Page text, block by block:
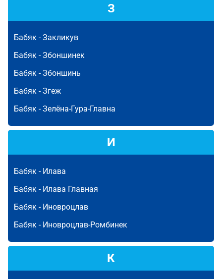
З
Бабяк -Закликув
Бабяк -Збоншинек
Бабяк -Збоншинь
Бабяк -Згеж
Бабяк -Зелёна-Гура-Главна
И
Бабяк - Илава
Бабяк - Илава Главная
Бабяк - Иновроцлав
Бабяк - Иновроцлав-Ромбинек
К